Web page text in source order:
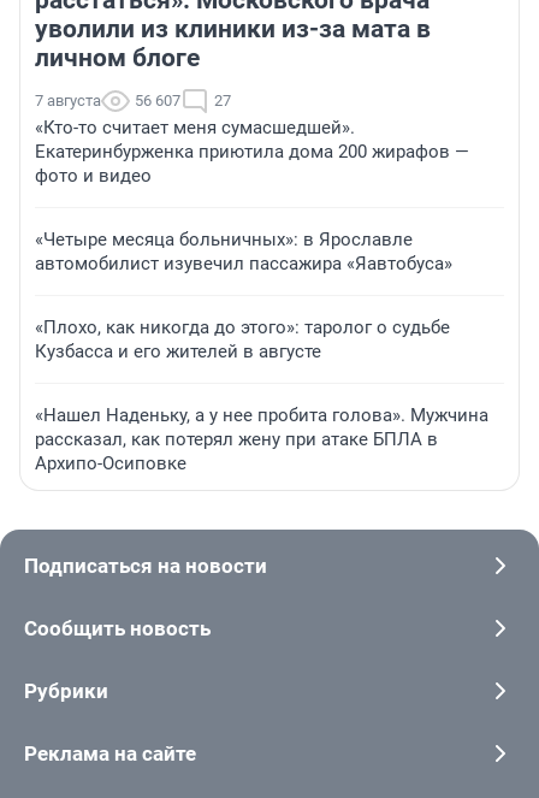
уволили из клиники из-за мата в
личном блоге
7 августа 56 607 27
«Кто-то считает меня сумасшедшей».
Екатеринбурженка приютила дома 200 жирафов —
фото и видео
«Четыре месяца больничных»: в Ярославле
автомобилист изувечил пассажира «Яавтобуса»
«Плохо, как никогда до этого»: таролог о судьбе
Кузбасса и его жителей в августе
«Нашел Наденьку, а у нее пробита голова». Мужчина
рассказал, как потерял жену при атаке БПЛА в
Архипо-Осиповке
Подписаться на новости
Сообщить новость
Рубрики
Реклама на сайте